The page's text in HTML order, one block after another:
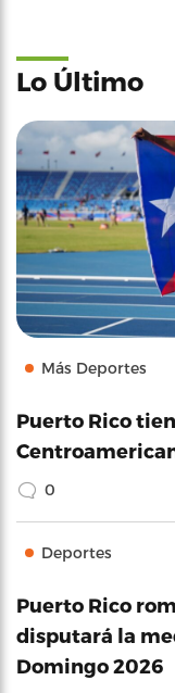
Lo Último
Más Deportes
Puerto Rico
0
Deportes
Puerto Rico
disputará la
Domingo 2026